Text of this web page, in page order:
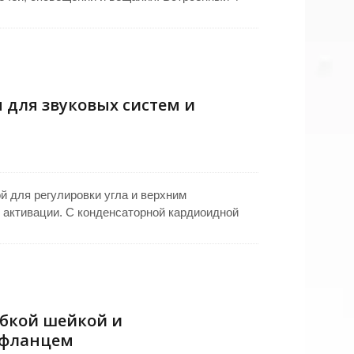
работы. Красный светодиодный
звуковых систем и
для регулировки угла и верхним
С конденсаторной кардиоидной
трибуне, в конференц-залах, звуковых
шейкой и